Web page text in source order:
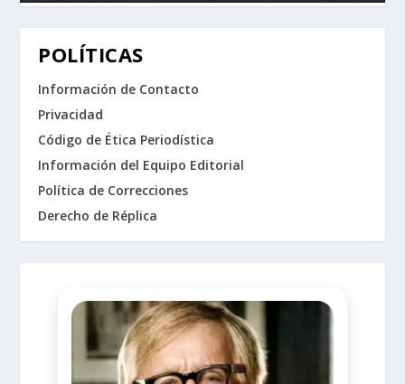
POLÍTICAS
Información de Contacto
Privacidad
Código de Ética Periodística
Información del Equipo Editorial
Política de Correcciones
Derecho de Réplica